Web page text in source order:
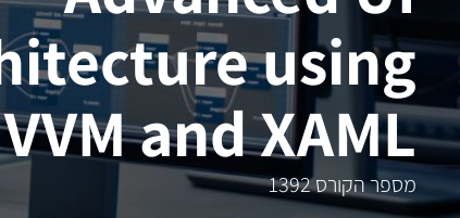
using
and XAML
מספר הקורס 1392